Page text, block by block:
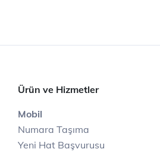
Ürün ve Hizmetler
Mobil
Numara Taşıma
Yeni Hat Başvurusu